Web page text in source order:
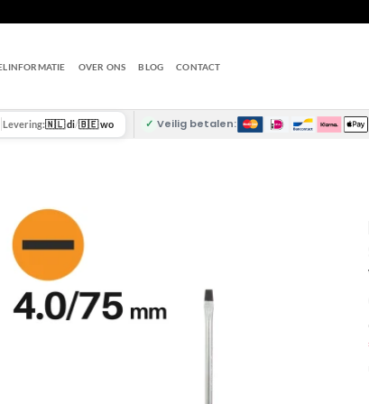
OVER ONS BLOG CONTACT
Levering:🇳🇱 di/🇧🇪 wo ✓ Veilig betalen: